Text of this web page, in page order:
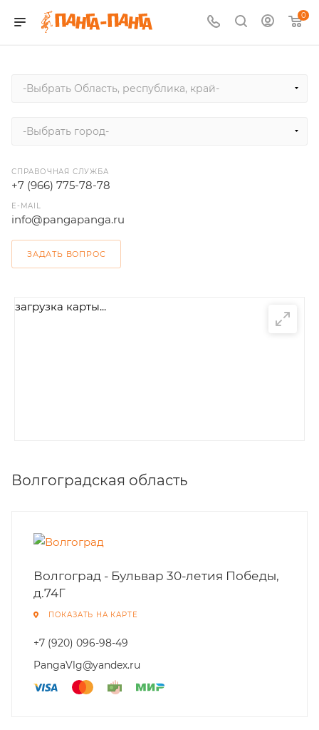
0
-Выбрать Область, республика, край-
-Выбрать город-
СПРАВОЧНАЯ СЛУЖБА
+7 (966) 775-78-78
E-MAIL
info@pangapanga.ru
ЗАДАТЬ ВОПРОС
загрузка карты...
Волгоградская область
Волгоград - Бульвар 30-летия Победы,
д.74Г
ПОКАЗАТЬ НА КАРТЕ
+7 (920) 096-98-49
PangaVlg@yandex.ru